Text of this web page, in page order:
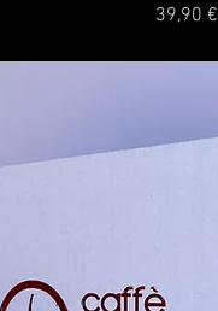
Prezzo
39,90 €